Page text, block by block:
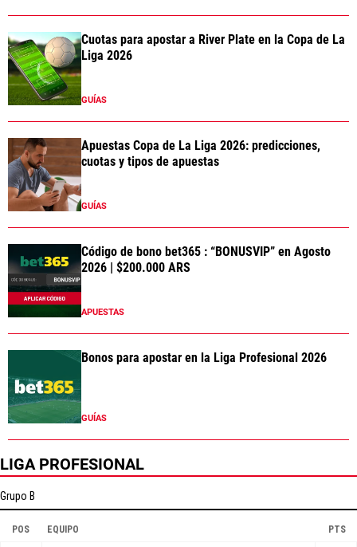
Cuotas para apostar a River Plate en la Copa de La
Liga 2026
GUÍAS
Apuestas Copa de La Liga 2026: predicciones,
cuotas y tipos de apuestas
GUÍAS
Código de bono bet365 : “BONUSVIP” en Agosto
2026 | $200.000 ARS
APUESTAS
Bonos para apostar en la Liga Profesional 2026
GUÍAS
LIGA PROFESIONAL